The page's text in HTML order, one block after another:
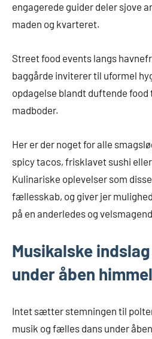
engagerede guider deler sjove
maden og kvarteret.
Street food events langs
baggårde inviterer til uformel
opdagelse blandt duftende
madboder.
Her er der noget for alle
spicy tacos, frisklavet sushi
Kulinariske oplevelser som
fællesskab, og giver jer
på en anderledes og
Musikalske
under åben himmel
Intet sætter stemningen til
musik og fælles dans under